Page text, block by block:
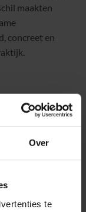
Over
te
maakten
concreet en
op basis
impact